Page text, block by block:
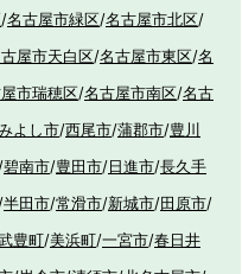
/名古屋市緑区/名古屋市北区/
屋市天白区/名古屋市東区/名
市瑞穂区/名古屋市南区/名古
よし市/西尾市/蒲郡市/豊川
碧南市/豊田市/日進市/長久手
半田市/常滑市/新城市/田原市/
豊町/美浜町/一宮市/春日井